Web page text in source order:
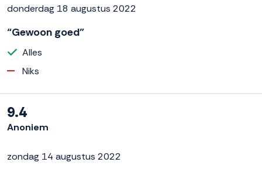
donderdag 18 augustus 2022
“Gewoon goed”
Alles
Niks
9.4
Anoniem
zondag 14 augustus 2022